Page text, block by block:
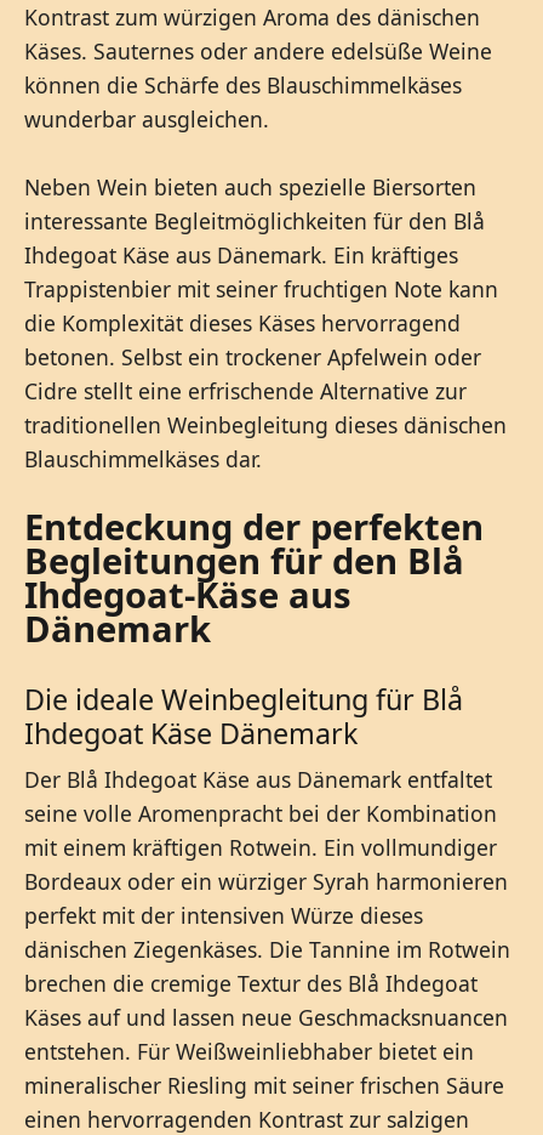
Kontrast zum würzigen Aroma des dänischen
Käses. Sauternes oder andere edelsüße Weine
können die Schärfe des Blauschimmelkäses
wunderbar ausgleichen.
Neben Wein bieten auch spezielle Biersorten
interessante Begleitmöglichkeiten für den Blå
Ihdegoat Käse aus Dänemark. Ein kräftiges
Trappistenbier mit seiner fruchtigen Note kann
die Komplexität dieses Käses hervorragend
betonen. Selbst ein trockener Apfelwein oder
Cidre stellt eine erfrischende Alternative zur
traditionellen Weinbegleitung dieses dänischen
Blauschimmelkäses dar.
Entdeckung der perfekten
Begleitungen für den Blå
Ihdegoat-Käse aus
Dänemark
Die ideale Weinbegleitung für Blå
Ihdegoat Käse Dänemark
Der Blå Ihdegoat Käse aus Dänemark entfaltet
seine volle Aromenpracht bei der Kombination
mit einem kräftigen Rotwein. Ein vollmundiger
Bordeaux oder ein würziger Syrah harmonieren
perfekt mit der intensiven Würze dieses
dänischen Ziegenkäses. Die Tannine im Rotwein
brechen die cremige Textur des Blå Ihdegoat
Käses auf und lassen neue Geschmacksnuancen
entstehen. Für Weißweinliebhaber bietet ein
mineralischer Riesling mit seiner frischen Säure
einen hervorragenden Kontrast zur salzigen